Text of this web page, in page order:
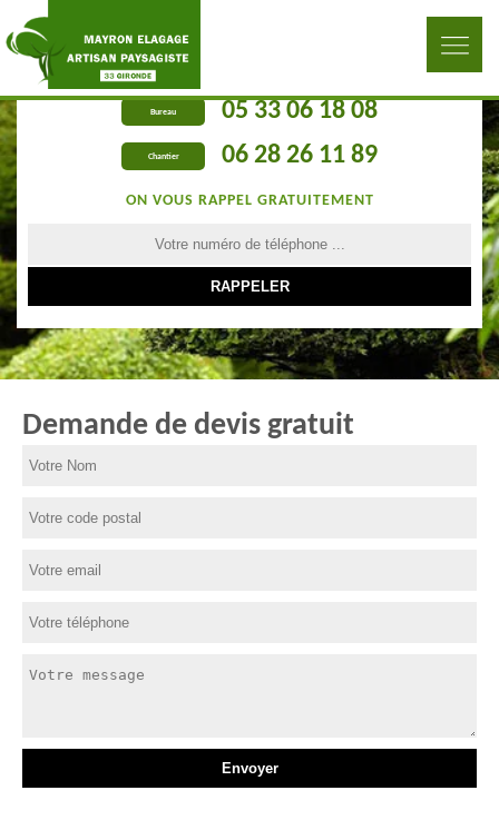
Bureau 05 33 06 18 08
Chantier 06 28 26 11 89
ON VOUS RAPPEL GRATUITEMENT
Demande de devis gratuit